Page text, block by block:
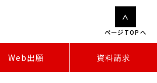
Web出願 資料請求
ページTOPへ